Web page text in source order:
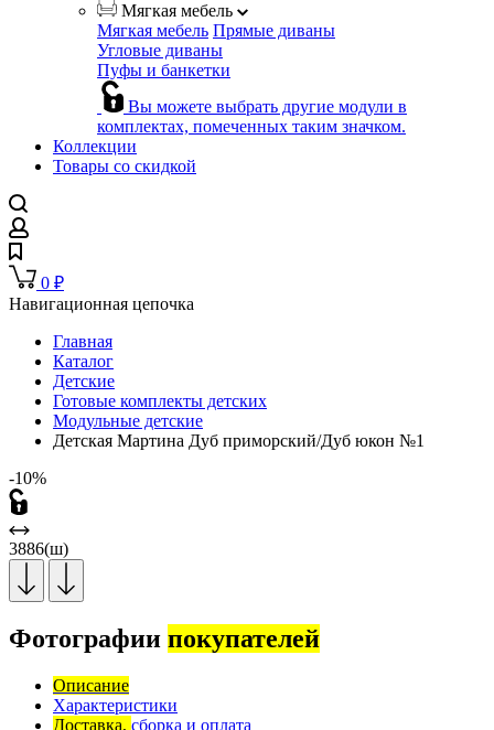
Мягкая мебель
Мягкая мебель Прямые диваны
Угловые диваны
Пуфы и банкетки
Вы можете выбрать другие модули в
комплектах, помеченных таким значком.
Коллекции
Товары со скидкой
0 ₽
Навигационная цепочка
Главная
Каталог
Детские
Готовые комплекты детских
Модульные детские
Детская Мартина Дуб приморский/Дуб юкон №1
-10%
3886(ш)
Фотографии покупателей
Описание
Характеристики
Доставка, сборка и оплата